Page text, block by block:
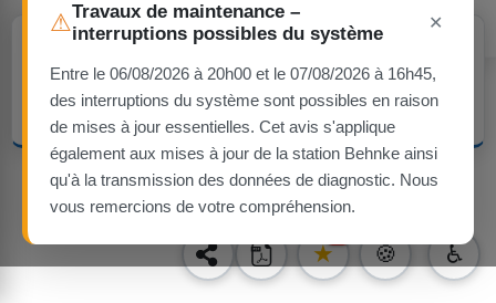
♿
🍪
Avis sur les cookies
aucun cookie de suivi ou publicitaire.
Compris
★
⚠Travaux de maintenance –
interruptions possibles du système
✕
Entre le 06/08/2026 à 20h00 et le 07/08/2026 à 16h45,
des interruptions du système sont possibles en raison
de mises à jour essentielles. Cet avis s'applique
également aux mises à jour de la station Behnke ainsi
qu'à la transmission des données de diagnostic. Nous
vous remercions de votre compréhension.